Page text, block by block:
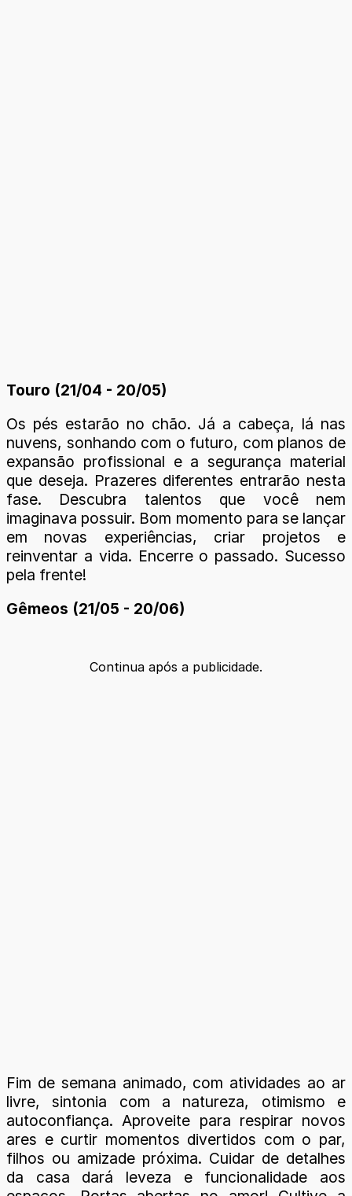
Touro (21/04 - 20/05)
Os pés estarão no chão. Já a cabeça, lá nas
nuvens, sonhando com o futuro, com planos de
expansão profissional e a segurança material
que deseja. Prazeres diferentes entrarão nesta
fase. Descubra talentos que você nem
imaginava possuir. Bom momento para se lançar
em novas experiências, criar projetos e
reinventar a vida. Encerre o passado. Sucesso
pela frente!
Gêmeos (21/05 - 20/06)
Continua após a publicidade.
Fim de semana animado, com atividades ao ar
livre, sintonia com a natureza, otimismo e
autoconfiança. Aproveite para respirar novos
ares e curtir momentos divertidos com o par,
filhos ou amizade próxima. Cuidar de detalhes
da casa dará leveza e funcionalidade aos